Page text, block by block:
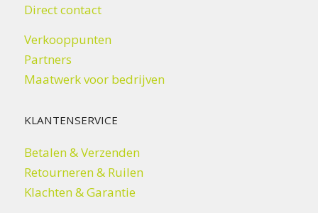
Direct contact
Verkooppunten
Partners
Maatwerk voor bedrijven
KLANTENSERVICE
Betalen & Verzenden
Retourneren & Ruilen
Klachten & Garantie